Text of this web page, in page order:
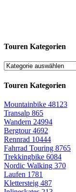
Touren Kategorien
Touren Kategorien
Mountainbike 48123
Transalp 865
Wandern 24994
Bergtour4692
Rennrad 10444
Fahrrad Touring 8765
Trekkingbike 6084
Nordic Walking 370
Laufen 1781
Klettersteig 487